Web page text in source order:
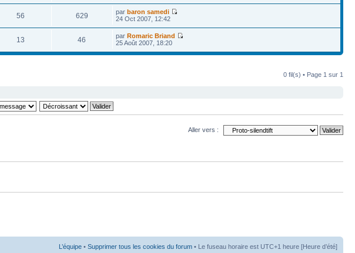
56 629 parbaron samedi
24 Oct 2007, 12:42
13 46 parRomaric Briand
25 Août 2007, 18:20
0 fil(s) • Page 1 sur 1
Aller vers :
L’équipe • Supprimer tous les cookies du forum • Le fuseau horaire est UTC+1 heure [Heure d’été]